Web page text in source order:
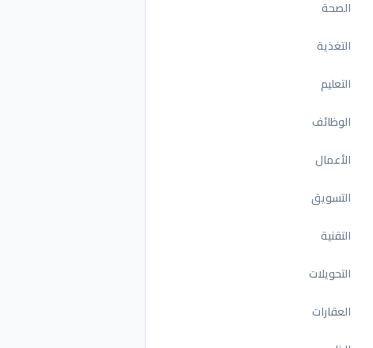
الصحة
التغذية
التعليم
الوظائف
الأعمال
التسويق
التقنية
التحويلات
العقارات